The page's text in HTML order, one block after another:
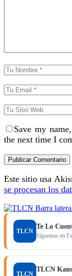
Save my
the next time I
Este sitio usa
se procesan los
TLCN
Te Lo
Síguenos en
TLCN
TLCN